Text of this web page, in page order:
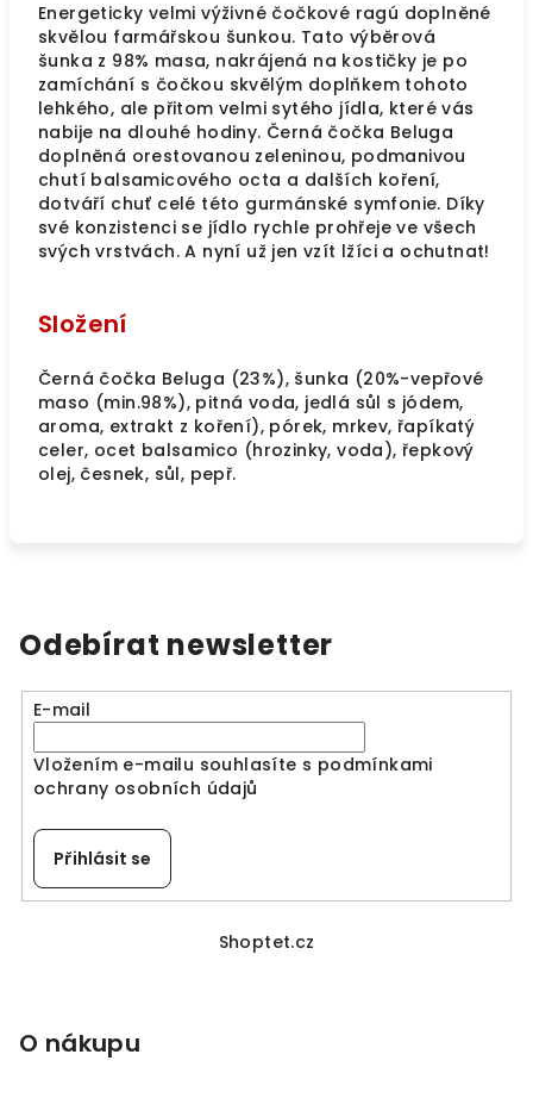
Energeticky velmi výživné čočkové ragú doplněné
skvělou farmářskou šunkou. Tato výběrová
šunka z 98% masa, nakrájená na kostičky je po
zamíchání s čočkou skvělým doplňkem tohoto
lehkého, ale přitom velmi sytého jídla, které vás
nabije na dlouhé hodiny. Černá čočka Beluga
doplněná orestovanou zeleninou, podmanivou
chutí balsamicového octa a dalších koření,
dotváří chuť celé této gurmánské symfonie. Díky
své konzistenci se jídlo rychle prohřeje ve všech
svých vrstvách. A nyní už jen vzít lžíci a ochutnat!
Složení
Černá čočka Beluga (23%), šunka (20%-vepřové
maso (min.98%), pitná voda, jedlá sůl s jódem,
aroma, extrakt z koření), pórek, mrkev, řapíkatý
celer, ocet balsamico (hrozinky, voda), řepkový
olej, česnek, sůl, pepř.
Odebírat newsletter
E-mail
Vložením e-mailu souhlasíte s podmínkami
ochrany osobních údajů
Přihlásit se
Shoptet.cz
O nákupu